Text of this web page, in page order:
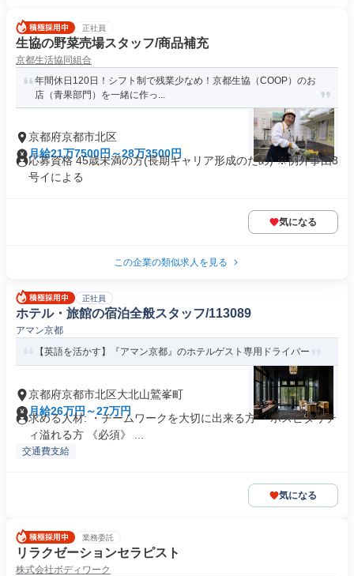
正社員
生協の野菜売場スタッフ/商品補充
京都生活協同組合
年間休日120日！シフト制で残業少なめ！京都生協（COOP）のお
店（青果部門）を一緒に作っ...
京都府京都市北区
月給21万7500円～28万3500円
応募資格 45歳未満の方(長期キャリア形成のため) ※例外事由3
号イによる
気になる
この企業の類似求人を見る
正社員
ホテル・旅館の宿泊全般スタッフ/113089
アマン京都
【英語を活かす】『アマン京都』のホテルゲスト専用ドライバー
京都府京都市北区大北山鷲峯町
月給26万円～27万円
求める人材: ・チームワークを大切に出来る方 ・ホスピタリテ
ィ溢れる方 《必須》 ...
交通費支給
気になる
業務委託
リラクゼーションセラピスト
株式会社ボディワーク